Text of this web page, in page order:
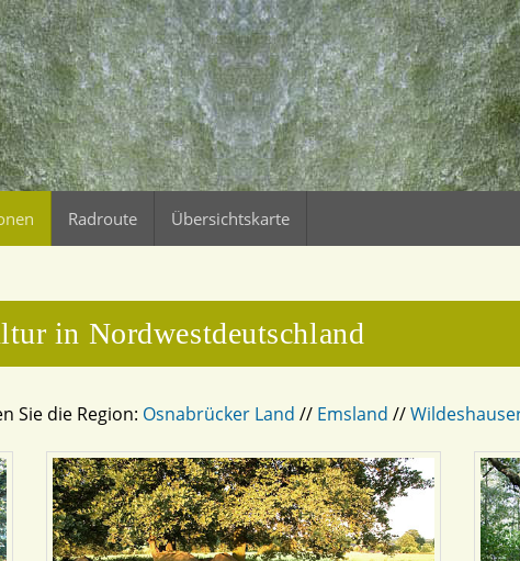
Radroute Übersichtskarte
in Nordwestdeutschland
Sie die Region: Osnabrücker Land // Emsland //